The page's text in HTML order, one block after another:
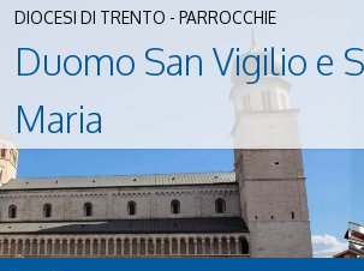
DIOCESI DI TRENTO - PARROCCHIE
Duomo San Vigilio e
Maria